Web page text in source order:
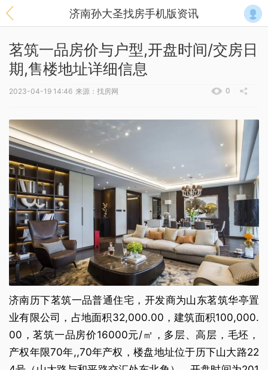
济南孙大圣找房手机版资讯
茗筑一品房价与户型,开盘时间/交房日
期,售楼地址详细信息
0
2023-04-19 14:46 来源：找房网
济南历下茗筑一品普通住宅，开发商为山东茗筑华亭置
业有限公司，占地面积32,000.00，建筑面积100,000.
00，茗筑一品房价16000元/㎡，多层、高层，毛坯，
产权年限70年,,70年产权，楼盘地址位于历下山大路22